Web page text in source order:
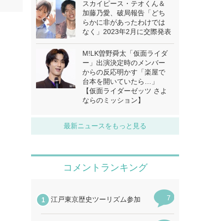
スカイピース・テオくん＆
加藤乃愛、破局報告「どち
らかに非があったわけでは
なく」2023年2月に交際発表
M!LK曽野舜太「仮面ライダ
ー」出演決定時のメンバー
からの反応明かす「楽屋で
台本を開いていたら…」
【仮面ライダーゼッツ さよ
ならのミッション】
最新ニュースをもっと見る